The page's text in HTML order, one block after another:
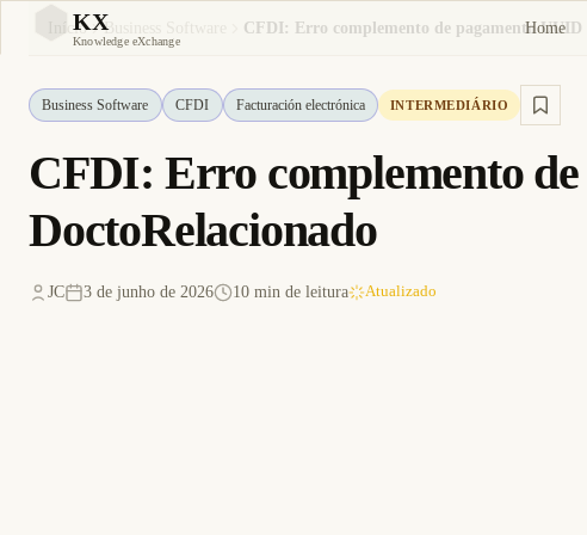
KX
Knowledge eXchange
Home
Início Business Software
Business Software CFDI Facturación electrónica INTERMEDIÁRIO
CFDI: Erro complemento
DoctoRelacionado
JC 3 de junho de 2026 10 min de leitura Atualizado